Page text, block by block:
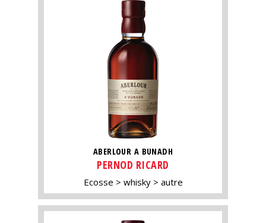
ABERLOUR A BUNADH
PERNOD RICARD
Ecosse whisky autre